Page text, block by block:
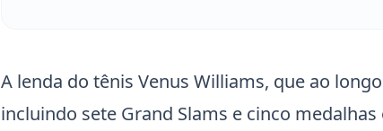
A lenda do tênis Venus Williams, que ao
incluindo sete Grand Slams e cinco